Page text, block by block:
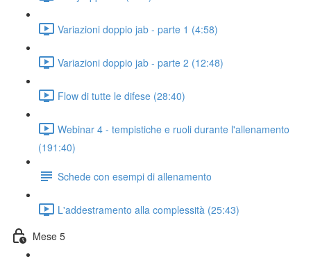
Variazioni doppio jab - parte 1 (4:58)
Variazioni doppio jab - parte 2 (12:48)
Flow di tutte le difese (28:40)
Webinar 4 - tempistiche e ruoli durante l'allenamento
(191:40)
Schede con esempi di allenamento
L'addestramento alla complessità (25:43)
Mese 5